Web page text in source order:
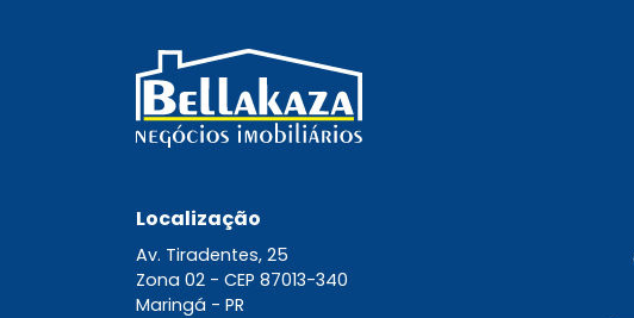
Localização
Av. Tiradentes, 25
Zona 02 - CEP 87013-340
Maringá - PR